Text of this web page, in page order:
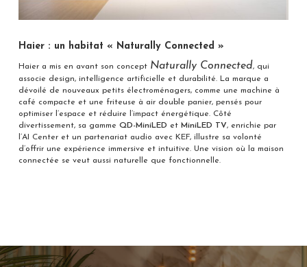
Haier : un habitat « Naturally Connected »
Haier a mis en avant son concept Naturally Connected, qui
associe design, intelligence artificielle et durabilité. La marque a
dévoilé de nouveaux petits électroménagers, comme une machine à
café compacte et une friteuse à air double panier, pensés pour
optimiser l’espace et réduire l’impact énergétique. Côté
divertissement, sa gamme QD-MiniLED et MiniLED TV, enrichie par
l’AI Center et un partenariat audio avec KEF, illustre sa volonté
d’offrir une expérience immersive et intuitive. Une vision où la maison
connectée se veut aussi naturelle que fonctionnelle.